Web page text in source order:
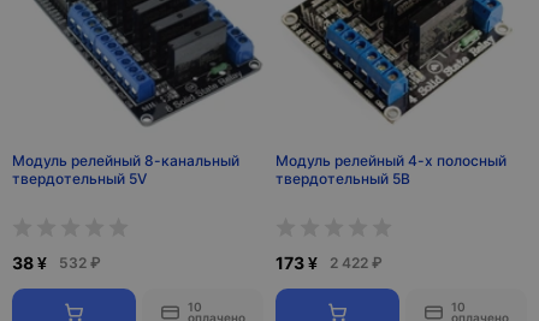
Модуль релейный 8-канальный
твердотельный 5V
38 ¥ 532 ₽
10
оплачено
Модуль релейный 4-х полосный
твердотельный 5В
173 ¥ 2 422 ₽
10
оплачено